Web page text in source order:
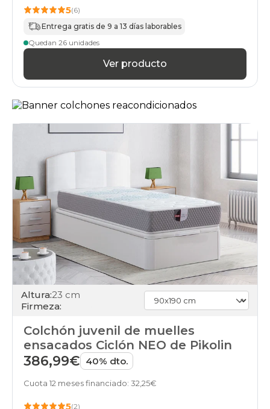
5(6)
Entrega gratis de 9 a 13 días laborables
Quedan 26 unidades
Ver producto
Altura:23 cm
Firmeza:
Colchón juvenil de muelles
ensacados Ciclón NEO de Pikolin
386,99€ 40% dto.
Cuota 12 meses financiado: 32,25€
5(2)